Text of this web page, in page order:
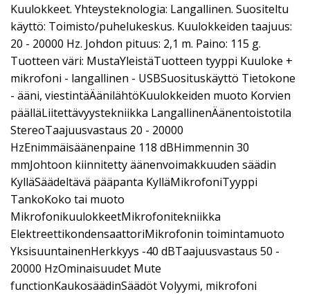
Kuulokkeet. Yhteysteknologia: Langallinen. Suositeltu
käyttö: Toimisto/puhelukeskus. Kuulokkeiden taajuus:
20 - 20000 Hz. Johdon pituus: 2,1 m. Paino: 115 g.
Tuotteen väri: MustaYleistäTuotteen tyyppi Kuuloke +
mikrofoni - langallinen - USBSuosituskäyttö Tietokone
- ääni, viestintäÄänilähtöKuulokkeiden muoto Korvien
päälläLiitettävyystekniikka LangallinenÄänentoistotila
StereoTaajuusvastaus 20 - 20000
HzEnimmäisäänenpaine 118 dBHimmennin 30
mmJohtoon kiinnitetty äänenvoimakkuuden säädin
KylläSäädeltävä pääpanta KylläMikrofoniTyyppi
TankoKoko tai muoto
MikrofonikuulokkeetMikrofonitekniikka
ElektreettikondensaattoriMikrofonin toimintamuoto
YksisuuntainenHerkkyys -40 dBTaajuusvastaus 50 -
20000 HzOminaisuudet Mute
functionKaukosäädinSäädöt Volyymi, mikrofoni